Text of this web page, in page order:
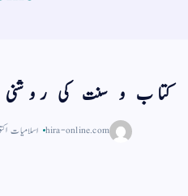
کتاب و سنت کی
hira-online.com اسلامیات